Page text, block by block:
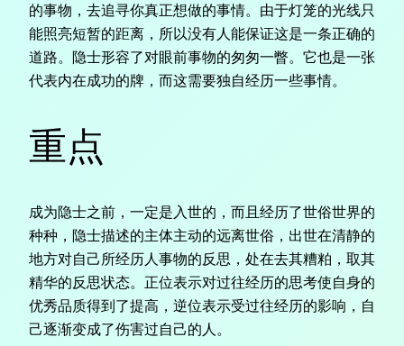
的事物，去追寻你真正想做的事情。由于灯笼的光线只
能照亮短暂的距离，所以没有人能保证这是一条正确的
道路。隐士形容了对眼前事物的匆匆一瞥。它也是一张
代表内在成功的牌，而这需要独自经历一些事情。
重点
成为隐士之前，一定是入世的，而且经历了世俗世界的
种种，隐士描述的主体主动的远离世俗，出世在清静的
地方对自己所经历人事物的反思，处在去其糟粕，取其
精华的反思状态。正位表示对过往经历的思考使自身的
优秀品质得到了提高，逆位表示受过往经历的影响，自
己逐渐变成了伤害过自己的人。